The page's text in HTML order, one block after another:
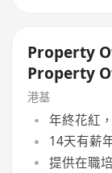
Property
Property
港基
年終花紅
14天有薪
提供在職